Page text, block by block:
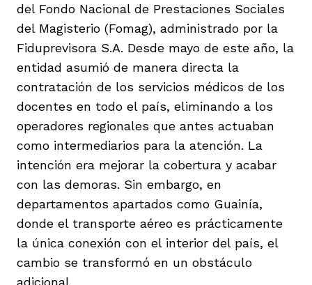
del Fondo Nacional de Prestaciones Sociales
del Magisterio (Fomag), administrado por la
Fiduprevisora S.A. Desde mayo de este año, la
entidad asumió de manera directa la
contratación de los servicios médicos de los
docentes en todo el país, eliminando a los
operadores regionales que antes actuaban
como intermediarios para la atención. La
intención era mejorar la cobertura y acabar
con las demoras. Sin embargo, en
departamentos apartados como Guainía,
donde el transporte aéreo es prácticamente
la única conexión con el interior del país, el
cambio se transformó en un obstáculo
adicional.